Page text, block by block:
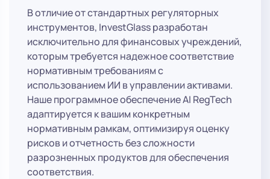
В отличие от стандартных регуляторных
инструментов, InvestGlass разработан
исключительно для финансовых учреждений,
которым требуется надежное соответствие
нормативным требованиям с
использованием ИИ в управлении активами.
Наше программное обеспечение AI RegTech
адаптируется к вашим конкретным
нормативным рамкам, оптимизируя оценку
рисков и отчетность без сложности
разрозненных продуктов для обеспечения
соответствия.